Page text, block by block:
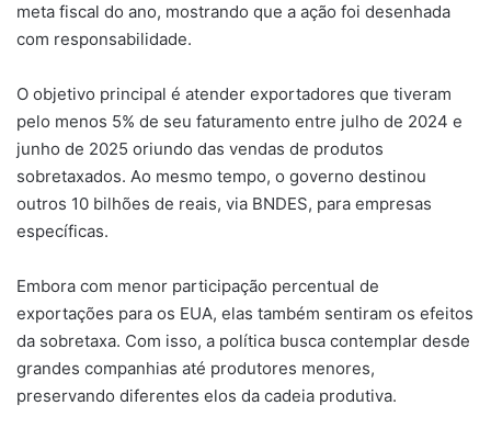
meta fiscal do ano, mostrando que a ação foi desenhada
com responsabilidade.
O objetivo principal é atender exportadores que tiveram
pelo menos 5% de seu faturamento entre julho de 2024 e
junho de 2025 oriundo das vendas de produtos
sobretaxados. Ao mesmo tempo, o governo destinou
outros 10 bilhões de reais, via BNDES, para empresas
específicas.
Embora com menor participação percentual de
exportações para os EUA, elas também sentiram os efeitos
da sobretaxa. Com isso, a política busca contemplar desde
grandes companhias até produtores menores,
preservando diferentes elos da cadeia produtiva.